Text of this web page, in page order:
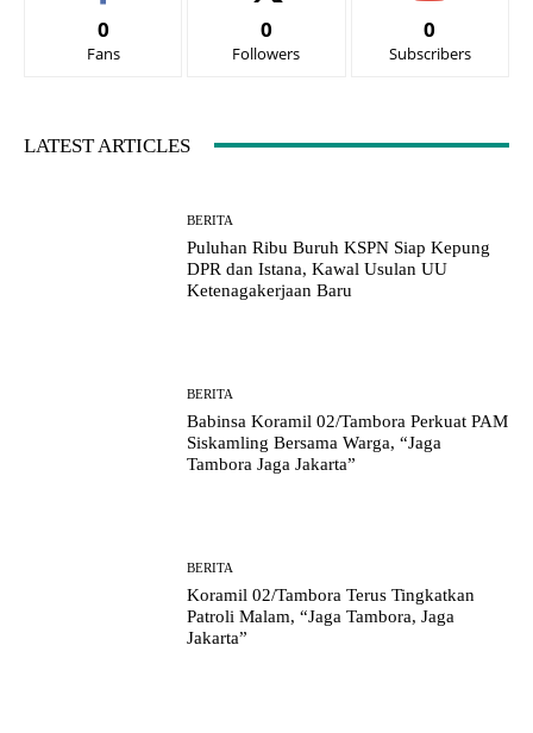
0
Fans
0
Followers
0
Subscribers
LATEST ARTICLES
BERITA
Puluhan Ribu Buruh KSPN Siap Kepung
DPR dan Istana, Kawal Usulan UU
Ketenagakerjaan Baru
BERITA
Babinsa Koramil 02/Tambora Perkuat PAM
Siskamling Bersama Warga, “Jaga
Tambora Jaga Jakarta”
BERITA
Koramil 02/Tambora Terus Tingkatkan
Patroli Malam, “Jaga Tambora, Jaga
Jakarta”